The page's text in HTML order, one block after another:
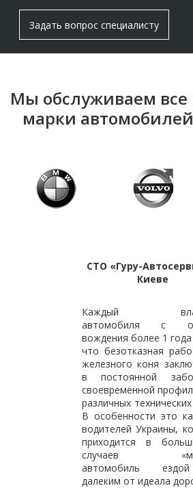
Задать вопрос специалисту
Мы обслуживаем
марки
СТО «Гуру-
Киеве
Каждый
автомобиля с
вождения более 1
что безотказная
железного коня
в постоянной
своевременной
различных
В особенности это
водителей Украины,
приходится в
случаев
автомобиль
далеким от идеала